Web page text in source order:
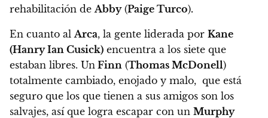
rehabilitación de Abby(Paige Turco).
En cuanto al Arca, la gente liderada por Kane
(Hanry Ian Cusick) encuentra a los siete que
estaban libres. Un Finn (Thomas McDonell)
totalmente cambiado, enojado y malo, que está
seguro que los que tienen a sus amigos son los
salvajes, así que logra escapar con un Murphy